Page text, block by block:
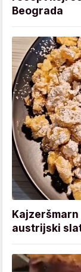
Beograda
austrijski